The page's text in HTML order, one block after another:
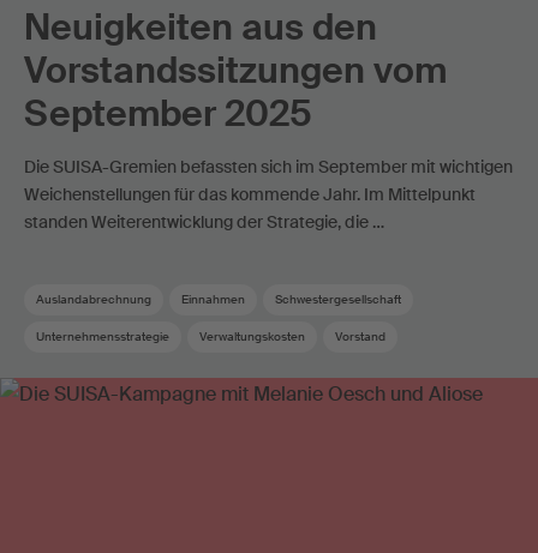
Neuigkeiten aus den
Vorstandssitzungen vom
September 2025
Die SUISA-Gremien befassten sich im September mit wichtigen
Weichenstellungen für das kommende Jahr. Im Mittelpunkt
standen Weiterentwicklung der Strategie, die …
Auslandabrechnung Einnahmen Schwestergesellschaft
Unternehmensstrategie Verwaltungskosten Vorstand